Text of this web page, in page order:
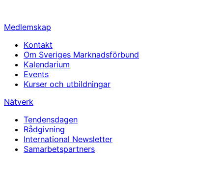
Medlemskap
Kontakt
Om Sveriges Marknadsförbund
Kalendarium
Events
Kurser och utbildningar
Nätverk
Tendensdagen
Rådgivning
International Newsletter
Samarbetspartners